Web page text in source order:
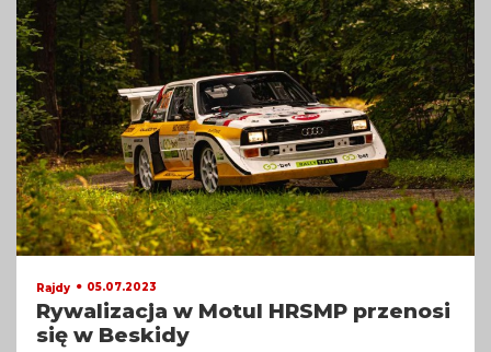
Rajdy 05.07.2023
Rywalizacja w Motul HRSMP przenosi
się w Beskidy